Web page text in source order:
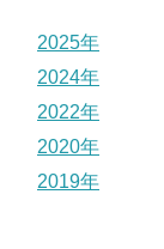
2025年
2024年
2022年
2020年
2019年